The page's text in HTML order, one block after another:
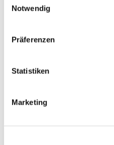
Notwendig
Präferenzen
Statistiken
Marketing
zu teuer wäre, die
die ich in der grossen
Im meinem Fall handelt
werden kann. Dort
Sand, Kies und Blöcke
Modell nachzubilden,